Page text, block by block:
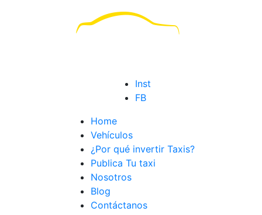
Inst
FB
Home
Vehículos
¿Por qué invertir Taxis?
Publica Tu taxi
Nosotros
Blog
Contáctanos